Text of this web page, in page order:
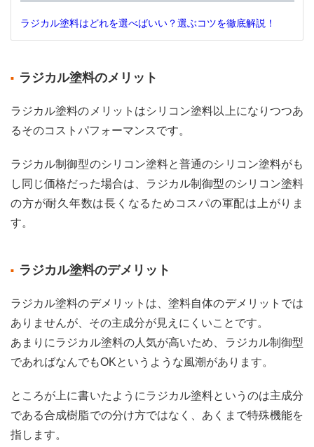
ラジカル塗料はどれを選べばいい？選ぶコツを徹底解説！
ラジカル塗料のメリット
ラジカル塗料のメリットはシリコン塗料以上になりつつあ
るそのコストパフォーマンスです。
ラジカル制御型のシリコン塗料と普通のシリコン塗料がも
し同じ価格だった場合は、ラジカル制御型のシリコン塗料
の方が耐久年数は長くなるためコスパの軍配は上がりま
す。
ラジカル塗料のデメリット
ラジカル塗料のデメリットは、塗料自体のデメリットでは
ありませんが、その主成分が見えにくいことです。
あまりにラジカル塗料の人気が高いため、ラジカル制御型
であればなんでもOKというような風潮があります。
ところが上に書いたようにラジカル塗料というのは主成分
である合成樹脂での分け方ではなく、あくまで特殊機能を
指します。